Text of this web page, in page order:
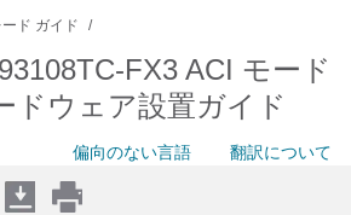
ド ガイド
FX3 ACI モード
ドウェア設置ガイド
偏向のない言語 翻訳について